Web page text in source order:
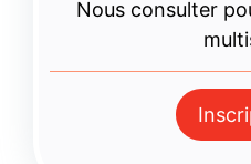
Nous consulter